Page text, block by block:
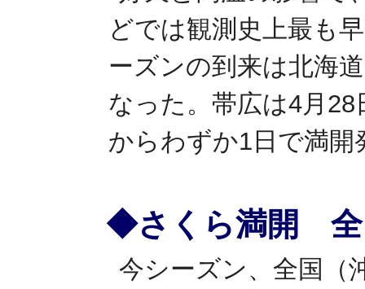
どでは観測史上最も
ーズンの到来は北海
なった。帯広は4月
からわずか1日で満開
◆さくら満開 全
今シーズン、全国（